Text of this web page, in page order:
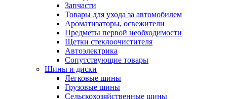
Запчасти
Товары для ухода за автомобилем
Ароматизаторы, освежители
Предметы первой необходимости
Щетки стеклоочистителя
Автоэлектрика
Сопутствующие товары
Шины и диски
Легковые шины
Грузовые шины
Сельскохозяйственные шины